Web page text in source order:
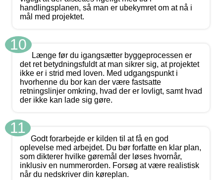
handlingsplanen, så man er ubekymret om at nå i
mål med projektet.
10
Længe før du igangsætter byggeprocessen er
det ret betydningsfuldt at man sikrer sig, at projektet
ikke er i strid med loven. Med udgangspunkt i
hvorhenne du bor kan der være fastsatte
retningslinjer omkring, hvad der er lovligt, samt hvad
der ikke kan lade sig gøre.
11
Godt forarbejde er kilden til at få en god
oplevelse med arbejdet. Du bør forfatte en klar plan,
som dikterer hvilke gøremål der løses hvornår,
inklusiv en nummerorden. Forsøg at være realistisk
når du nedskriver din køreplan.